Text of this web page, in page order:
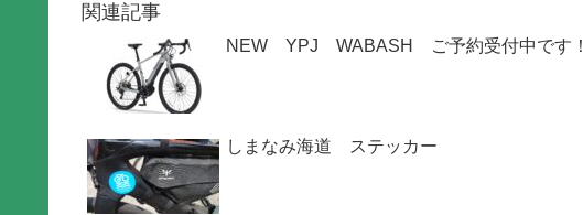
関連記事
NEW YPJ WABASH ご予約受付中です！
しまなみ海道 ステッカー